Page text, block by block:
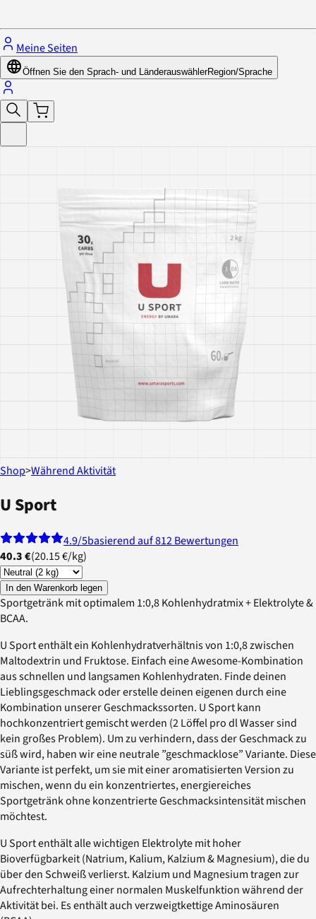
Meine Seiten
Öffnen Sie den Sprach- und LänderauswählerRegion/Sprache
Shop>Während Aktivität
U Sport
4.9/5basierend auf 812 Bewertungen
40.3 €(20.15 €/kg)
In den Warenkorb legen
Sportgetränk mit optimalem 1:0,8 Kohlenhydratmix + Elektrolyte &
BCAA.
U Sport enthält ein Kohlenhydratverhältnis von 1:0,8 zwischen
Maltodextrin und Fruktose. Einfach eine Awesome-Kombination
aus schnellen und langsamen Kohlenhydraten. Finde deinen
Lieblingsgeschmack oder erstelle deinen eigenen durch eine
Kombination unserer Geschmackssorten. U Sport kann
hochkonzentriert gemischt werden (2 Löffel pro dl Wasser sind
kein großes Problem). Um zu verhindern, dass der Geschmack zu
süß wird, haben wir eine neutrale ”geschmacklose” Variante. Diese
Variante ist perfekt, um sie mit einer aromatisierten Version zu
mischen, wenn du ein konzentriertes, energiereiches
Sportgetränk ohne konzentrierte Geschmacksintensität mischen
möchtest.
U Sport enthält alle wichtigen Elektrolyte mit hoher
Bioverfügbarkeit (Natrium, Kalium, Kalzium & Magnesium), die du
über den Schweiß verlierst. Kalzium und Magnesium tragen zur
Aufrechterhaltung einer normalen Muskelfunktion während der
Aktivität bei. Es enthält auch verzweigtkettige Aminosäuren